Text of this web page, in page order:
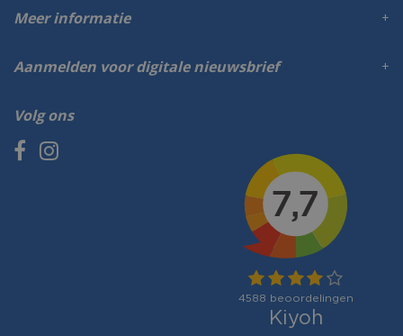
Volg ons
Meer informatie
Aanmelden voor digitale nieuwsbrief